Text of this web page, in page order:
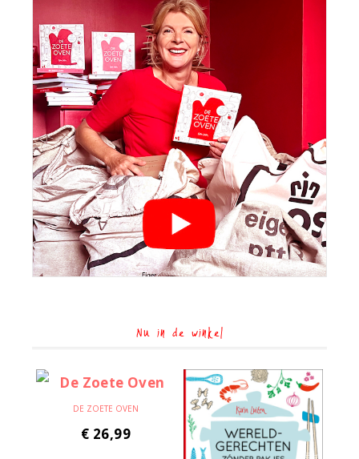
Nu in de winkel
DE ZOETE OVEN
€ 26,99